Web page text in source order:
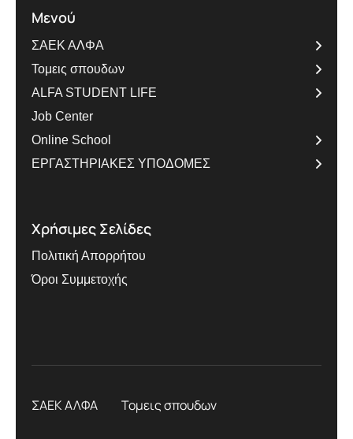
Μενού
ΣΑΕΚ ΑΛΦΑ
Τομεις σπουδων
ALFA STUDENT LIFE
Job Center
Online School
ΕΡΓΑΣΤΗΡΙΑΚΕΣ ΥΠΟΔΟΜΕΣ
Χρήσιμες Σελίδες
Πολιτική Απορρήτου
Όροι Συμμετοχής
ΣΑΕΚ ΑΛΦΑ Τομεις σπουδων